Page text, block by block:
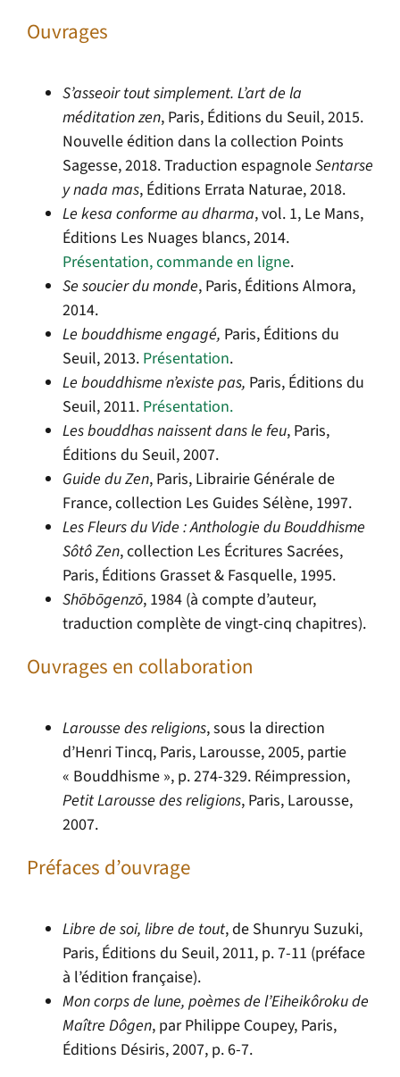
Ouvrages
S’asseoir tout simplement. L’art de la
méditation zen, Paris, Éditions du Seuil, 2015.
Nouvelle édition dans la collection Points
Sagesse, 2018. Traduction espagnoleSentarse
y nada mas, Éditions Errata Naturae, 2018.
Le kesa conforme au dharma, vol. 1, Le Mans,
Éditions Les Nuages blancs, 2014.
Présentation, commande en ligne.
Se soucier du monde, Paris, Éditions Almora,
2014.
Le bouddhisme engagé, Paris, Éditions du
Seuil, 2013. Présentation.
Le bouddhisme n’existe pas, Paris, Éditions du
Seuil, 2011. Présentation.
Les bouddhas naissent dans le feu, Paris,
Éditions du Seuil, 2007.
Guide du Zen, Paris, Librairie Générale de
France, collection Les Guides Sélène, 1997.
Les Fleurs du Vide : Anthologie du Bouddhisme
Sôtô Zen, collection Les Écritures Sacrées,
Paris, Éditions Grasset & Fasquelle, 1995.
Shōbōgenzō, 1984 (à compte d’auteur,
traduction complète de vingt-cinq chapitres).
Ouvrages en collaboration
Larousse des religions, sous la direction
d’Henri Tincq, Paris, Larousse, 2005, partie
« Bouddhisme », p. 274-329. Réimpression,
Petit Larousse des religions, Paris, Larousse,
2007.
Préfaces d’ouvrage
Libre de soi, libre de tout, de Shunryu Suzuki,
Paris, Éditions du Seuil, 2011, p. 7-11 (préface
à l’édition française).
Mon corps de lune, poèmes de l’Eiheikôroku de
Maître Dôgen, par Philippe Coupey, Paris,
Éditions Désiris, 2007, p. 6-7.